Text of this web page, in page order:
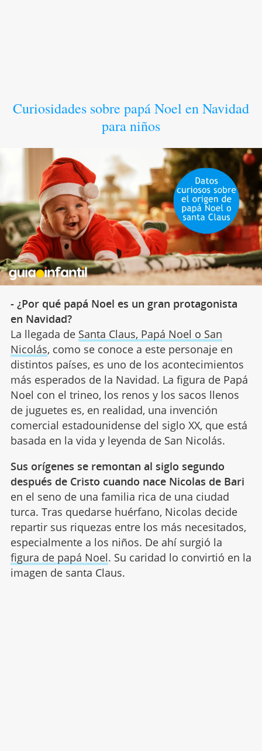
Curiosidades sobre papá Noel en Navidad
para niños
- ¿Por qué papá Noel es un gran protagonista
en Navidad?
La llegada de Santa Claus, Papá Noel o San
Nicolás, como se conoce a este personaje en
distintos países, es uno de los acontecimientos
más esperados de la Navidad. La figura de Papá
Noel con el trineo, los renos y los sacos llenos
de juguetes es, en realidad, una invención
comercial estadounidense del siglo XX, que está
basada en la vida y leyenda de San Nicolás.
Sus orígenes se remontan al siglo segundo
después de Cristo cuando nace Nicolas de Bari
en el seno de una familia rica de una ciudad
turca. Tras quedarse huérfano, Nicolas decide
repartir sus riquezas entre los más necesitados,
especialmente a los niños. De ahí surgió la
figura de papá Noel. Su caridad lo convirtió en la
imagen de santa Claus.